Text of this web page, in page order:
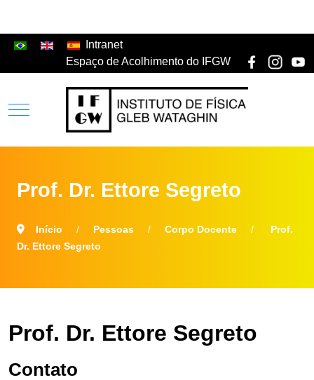
Intranet
Espaço de Acolhimento do IFGW
Prof. Dr. Ettore Segreto
Início Pessoas Corpo Docente
Prof.
Dr. Ettore Segreto
Prof. Dr. Ettore Segreto
Contato